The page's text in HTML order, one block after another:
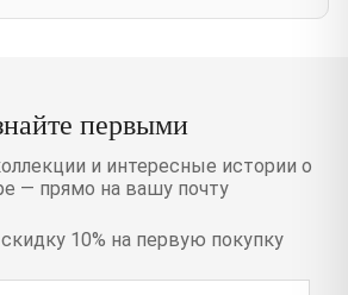
первыми
и интересные истории о
— прямо на вашу почту
10% на первую покупку